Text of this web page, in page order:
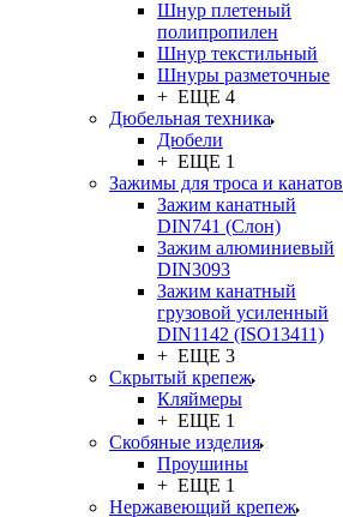
Шнур плетеный
полипропилен
Шнур текстильный
Шнуры разметочные
+ ЕЩЕ 4
Дюбельная техника
Дюбели
+ ЕЩЕ 1
Зажимы для троса и канатов
Зажим канатный
DIN741 (Cлон)
Зажим алюминиевый
DIN3093
Зажим канатный
грузовой усиленный
DIN1142 (ISO13411)
+ ЕЩЕ 3
Скрытый крепеж
Кляймеры
+ ЕЩЕ 1
Скобяные изделия
Проушины
+ ЕЩЕ 1
Нержавеющий крепеж